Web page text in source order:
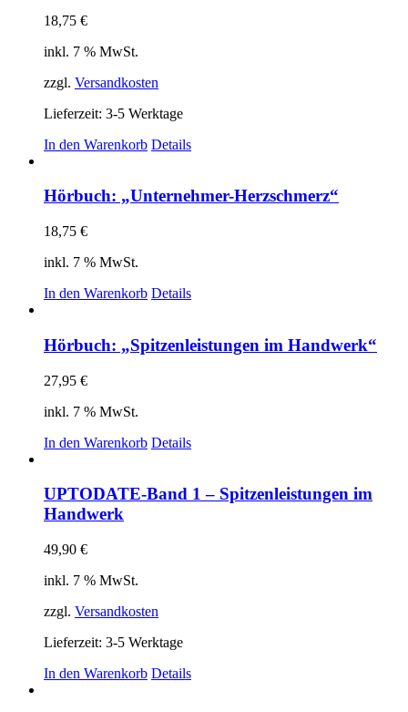
18,75 €
inkl. 7 % MwSt.
zzgl. Versandkosten
Lieferzeit: 3-5 Werktage
In den Warenkorb Details
Hörbuch: „Unternehmer-Herzschmerz“
18,75 €
inkl. 7 % MwSt.
In den Warenkorb Details
Hörbuch: „Spitzenleistungen im Handwerk“
27,95 €
inkl. 7 % MwSt.
In den Warenkorb Details
UPTODATE-Band 1 – Spitzenleistungen im
Handwerk
49,90 €
inkl. 7 % MwSt.
zzgl. Versandkosten
Lieferzeit: 3-5 Werktage
In den Warenkorb Details